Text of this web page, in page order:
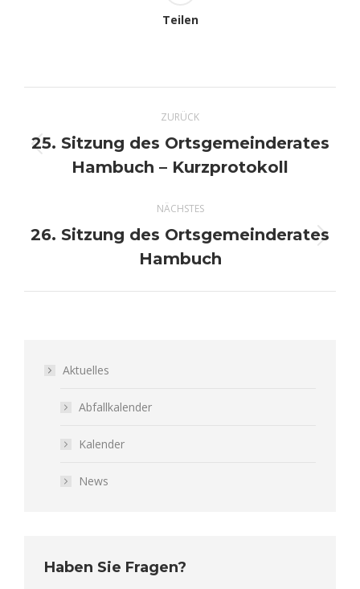
Teilen
Kommentarnavigation
ZURÜCK
Vorheriger
Beitrag:
25. Sitzung des Ortsgemeinderates
Hambuch – Kurzprotokoll
NÄCHSTES
Nächster
Beitrag:
26. Sitzung des Ortsgemeinderates
Hambuch
Aktuelles
Abfallkalender
Kalender
News
Haben Sie Fragen?